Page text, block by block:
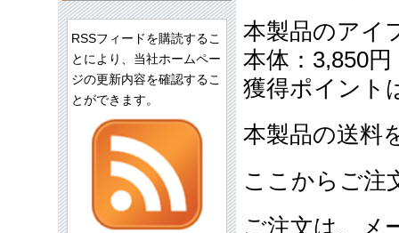
本製品のアイ
本体：3,850
獲得ポイント
本製品の送料
ここからご注
ご注文は、メ
RSSフィードを購読するこ
とにより、当社ホームペー
ジの更新内容を確認するこ
とができます。